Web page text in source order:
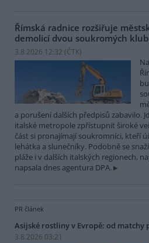
Římská radnice rozšiřuje
demolicí dvou soukromých
3.8.2026 12:32 (ČTK)
a porušení dalších předpisů zabavilo.
italské metropole zpřístupnit široké
část si pronajímají soukromníci, kteří
lehátka a slunečníky. Podobně se
pláže i v dalších italských regionech,
napsala dnes agentura DPA.
PR článek
Asijské rostliny v Evropě: od matchy
3.8.2026 03:21